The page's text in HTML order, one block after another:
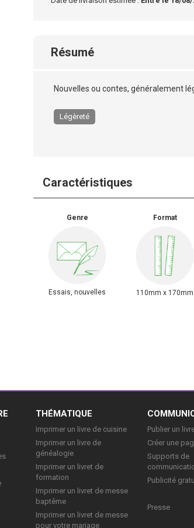
Résumé
Nouvelles ou contes, généralement
Légèreté
Caractéristiques
Genre
Essais, nouvelles
Format
110mm x 170mm
THÉMATIQUE
Imprimer un livre de cuisine
Imprimer un livre de
généalogie
Imprimer un livret de
formation
Imprimer un livret de messe
baptême
Imprimer un livret de messe
pour votre mariage
Publier un
Créer une
Supports de
Publicité
Presse